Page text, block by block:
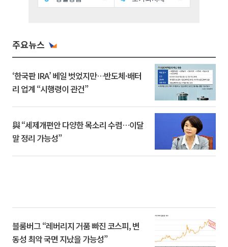
주요뉴스
‘한국판 IRA’ 베일 벗었지만…반도체·배터
리 업계 “시행령이 관건”
與 “세제개편안 다양한 목소리 수렴…이달
말 정리 가능성”
블룸버그 “레버리지 거품 빠진 코스피, 변
동성 최악 국면 지났을 가능성”